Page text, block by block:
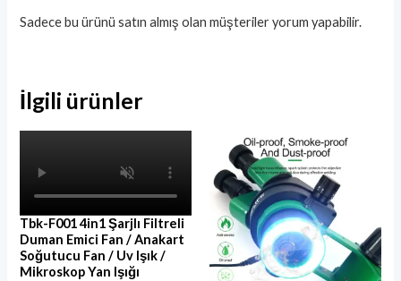
Sadece bu ürünü satın almış olan müşteriler yorum yapabilir.
İlgili ürünler
Tbk-F001 4in1 Şarjlı Filtreli
Duman Emici Fan / Anakart
Soğutucu Fan / Uv Işık /
Mikroskop Yan Işığı